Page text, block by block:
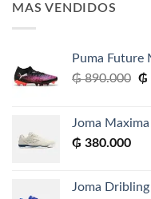
MAS VENDIDOS
Puma Future
₲890.000 El
₲
Joma
₲ 380.000
Joma